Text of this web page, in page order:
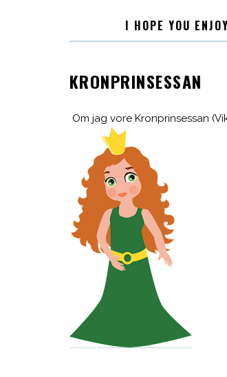
I HOPE YOU
KRONPRINSESSAN
Om jag vore Kronprinsessan